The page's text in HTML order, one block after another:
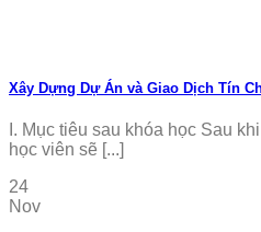
Xây Dựng Dự Án và Giao Dịch Tín
I. Mục tiêu sau khóa học Sau
học viên sẽ [...]
24
Nov